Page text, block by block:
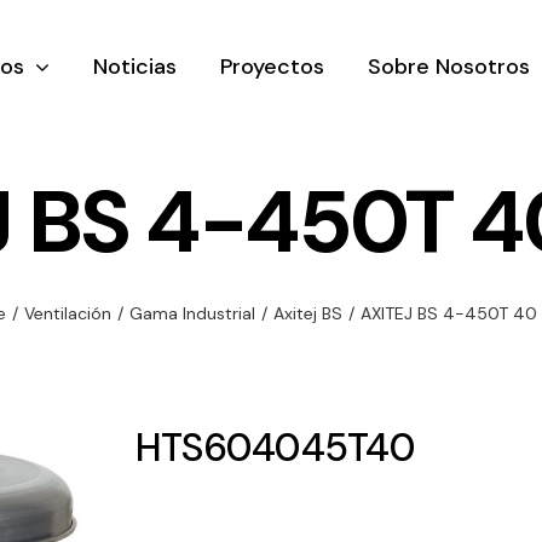
y
de
y
Ventilación
ventilación
Noticias Proyectos Sobre Nosotros
BS 4-450T
/ Ventilación / Gama Industrial / Axitej BS / AXITEJ BS 4-450T 40
HTS604045T40